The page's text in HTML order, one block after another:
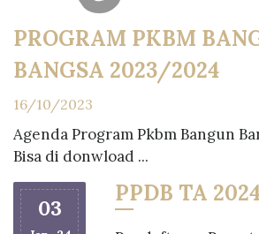
PROGRAM PKBM
BANGSA 2023/2024
16/10/2023
Agenda Program Pkbm Bangun
Bisa di donwload ...
03
PPDB TA